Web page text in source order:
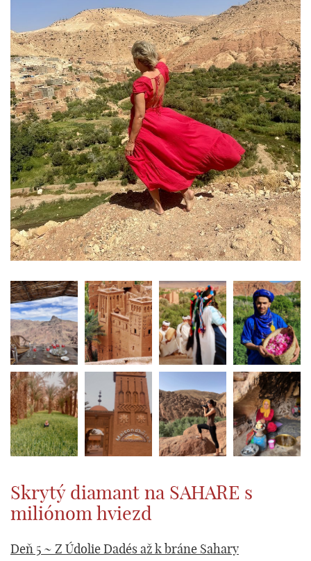
Skrytý diamant na SAHARE s
miliónom hviezd
Deň 5 ~ Z Údolie Dadés až k bráne Sahary